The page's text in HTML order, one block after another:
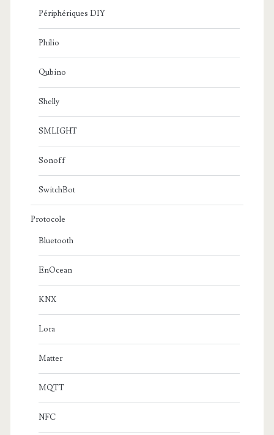
Périphériques DIY
Philio
Qubino
Shelly
SMLIGHT
Sonoff
SwitchBot
Protocole
Bluetooth
EnOcean
KNX
Lora
Matter
MQTT
NFC